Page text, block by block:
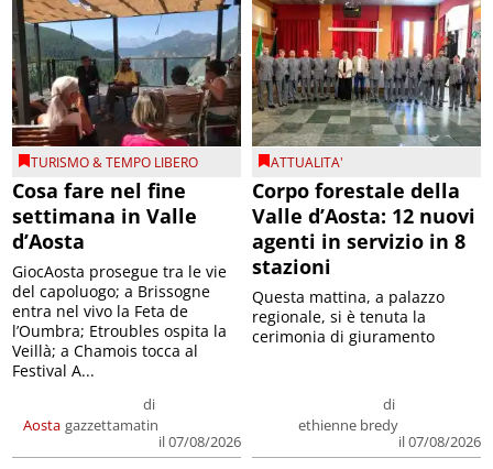
TURISMO & TEMPO LIBERO
Cosa fare nel fine
settimana in Valle
d’Aosta
Aosta
di
gazzettamatin
il 07/08/2026
GiocAosta prosegue tra le vie
del capoluogo; a Brissogne
entra nel vivo la Feta de
l’Oumbra; Etroubles ospita la
Veillà; a Chamois tocca al
Festival A...
ATTUALITA'
Corpo forestale della
Valle d’Aosta: 12 nuovi
agenti in servizio in 8
stazioni
di
ethienne bredy
il 07/08/2026
Questa mattina, a palazzo
regionale, si è tenuta la
cerimonia di giuramento